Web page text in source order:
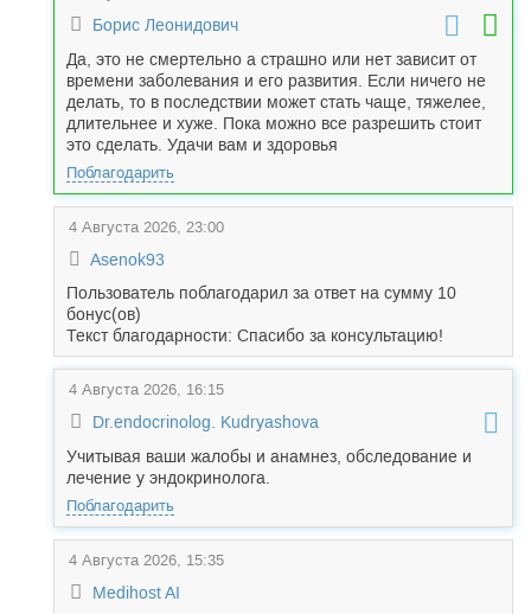
Борис Леонидович
Да, это не смертельно а страшно или нет зависит от
времени заболевания и его развития. Если ничего не
делать, то в последствии может стать чаще, тяжелее,
длительнее и хуже. Пока можно все разрешить стоит
это сделать. Удачи вам и здоровья
Поблагодарить
4 Августа 2026, 23:00
Asenok93
Пользователь поблагодарил за ответ на сумму 10
бонус(ов)
Текст благодарности: Спасибо за консультацию!
4 Августа 2026, 16:15
Dr.endocrinolog. Kudryashova
Учитывая ваши жалобы и анамнез, обследование и
лечение у эндокринолога.
Поблагодарить
4 Августа 2026, 15:35
Medihost AI